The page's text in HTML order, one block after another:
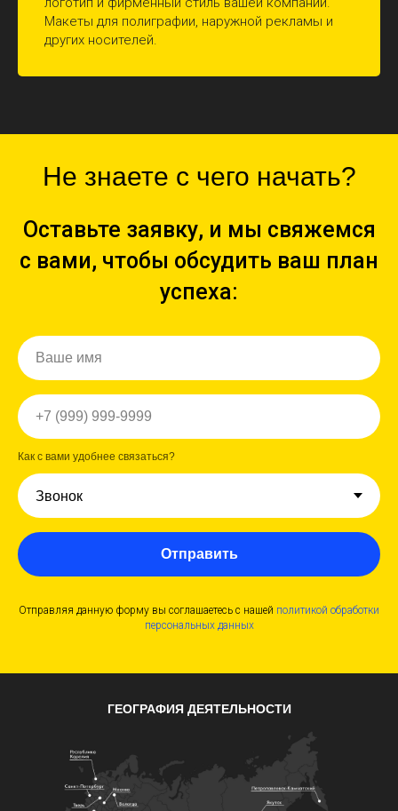
Макеты для полиграфии, наружной рекламы и
других носителей.
Не знаете с чего начать?
Оставьте заявку, и мы свяжемся
с вами, чтобы обсудить ваш план
успеха:
Как с вами удобнее связаться?
Отправить
Отправляя данную форму вы соглашаетесь с нашей политикой обработки
персональных данных
ГЕОГРАФИЯ ДЕЯТЕЛЬНОСТИ